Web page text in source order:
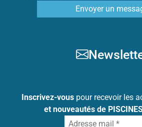
Envoyer un
Inscrivez-vouspour recevoir les
et nouveautés de